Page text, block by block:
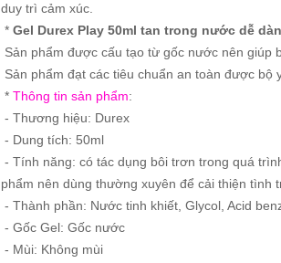
duy trì cảm xúc.
* Gel Durex Play 50ml tan trong nước dễ
Sản phẩm được cấu tạo từ gốc nước nên giúp
Sản phẩm đạt các tiêu chuẩn an toàn được bộ
* Thông tin sản phẩm:
- Thương hiệu: Durex
- Dung tích: 50ml
- Tính năng: có tác dụng bôi trơn trong quá
phẩm nên dùng thường xuyên để cải thiện tình
- Thành phần: Nước tinh khiết, Glycol, Acid
- Gốc Gel: Gốc nước
- Mùi: Không mùi